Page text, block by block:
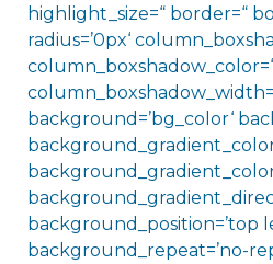
highlight_size=“ border=“
radius=’0px‘
background=’bg_color‘
background_position=’top
background_repeat=’no-